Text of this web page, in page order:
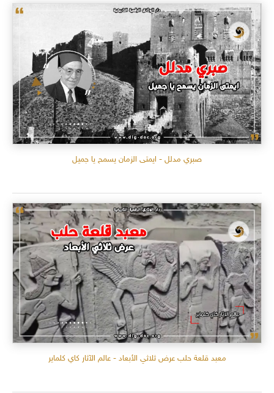
صبري مدلل - ايمتى الزمان يسمح يا جميل
معبد قلعة حلب عرض ثلاثي الأبعاد - عالم الآثار كاي كلماير